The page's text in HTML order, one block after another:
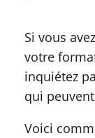
Si vous
votre
inquiétez
qui
Voici